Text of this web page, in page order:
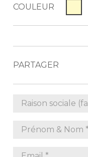
COULEUR
PARTAGER